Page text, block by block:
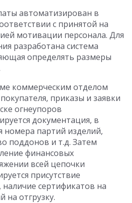
автоматизирован в
с принятой на
мотивации персонала. Для
разработана система
определять размеры
коммерческим отделом
приказы и заявки
огнеупоров
документация, в
номера партий изделий,
поддонов и т.д. Затем
финансовых
всей цепочки
присутствие
сертификатов на
на отгрузку.